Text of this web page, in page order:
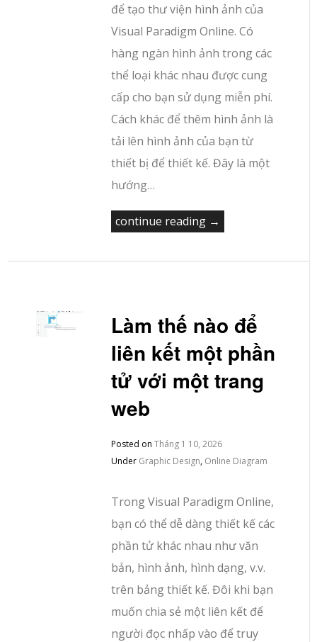
để tạo thư viện hình ảnh của
Visual Paradigm Online. Có
hàng ngàn hình ảnh trong các
thể loại khác nhau được cung
cấp cho bạn sử dụng miễn phí.
Cách khác để thêm hình ảnh là
tải lên hình ảnh của bạn từ
thiết bị để thiết kế. Đây là một
hướng…
continue reading →
Làm thế nào để
liên kết một phần
tử với một trang
web
Posted onTháng 1 10, 2026
Under Graphic Design, Online Diagram
Trong Visual Paradigm Online,
bạn có thể dễ dàng thiết kế các
phần tử khác nhau như văn
bản, hình ảnh, hình dạng, v.v.
trên bảng thiết kế. Đôi khi bạn
muốn chia sẻ một liên kết để
người đọc nhấp vào để truy